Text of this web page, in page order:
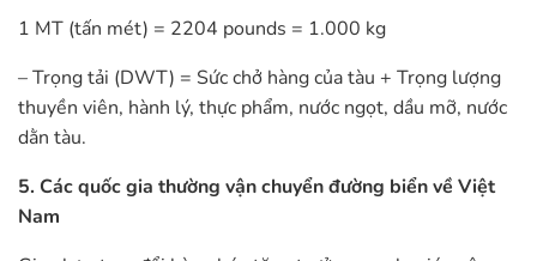
1 MT (tấn mét) = 2204 pounds = 1.000 kg
– Trọng tải (DWT) = Sức chở hàng của tàu + Trọng lượng
thuyền viên, hành lý, thực phẩm, nước ngọt, dầu mỡ, nước
dằn tàu.
5. Các quốc gia thường vận chuyển đường biển về Việt
Nam